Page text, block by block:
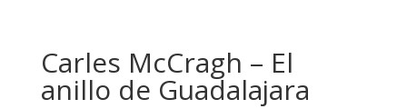
Carles McCragh – El
anillo de Guadalajara